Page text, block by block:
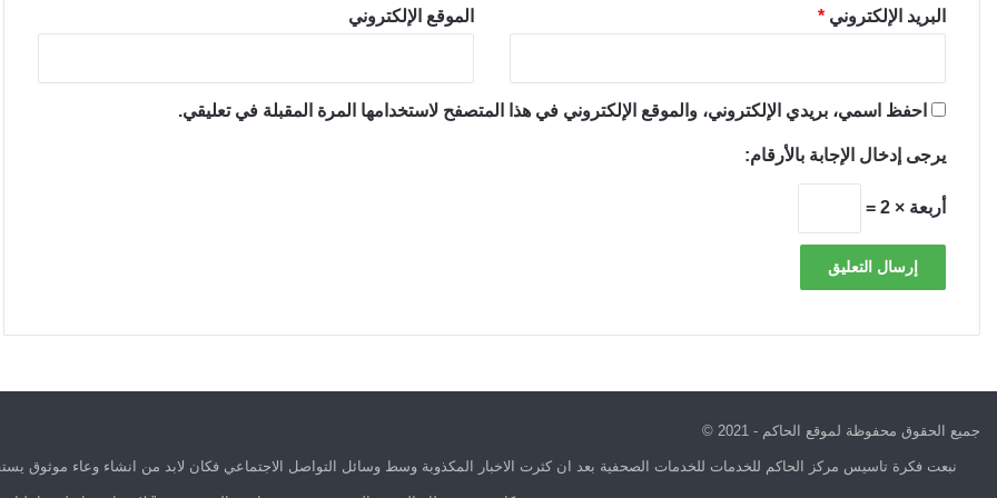
البريد الإلكتروني * الموقع الإلكتروني
احفظ اسمي، بريدي الإلكتروني، والموقع الإلكتروني في هذا المتصفح لاستخدامها المرة المقبلة في تعليقي.
يرجى إدخال الإجابة بالأرقام:
أربعة × 2 =
جميع الحقوق محفوظة لموقع الحاكم - 2021 ©
نبعت فكرة تاسيس مركز الحاكم للخدمات للخدمات الصحفية بعد ان كثرت الاخبار المكذوبة وسط وسائل التواصل الاجتماعي فكان لابد من انشاء وعاء موثوق